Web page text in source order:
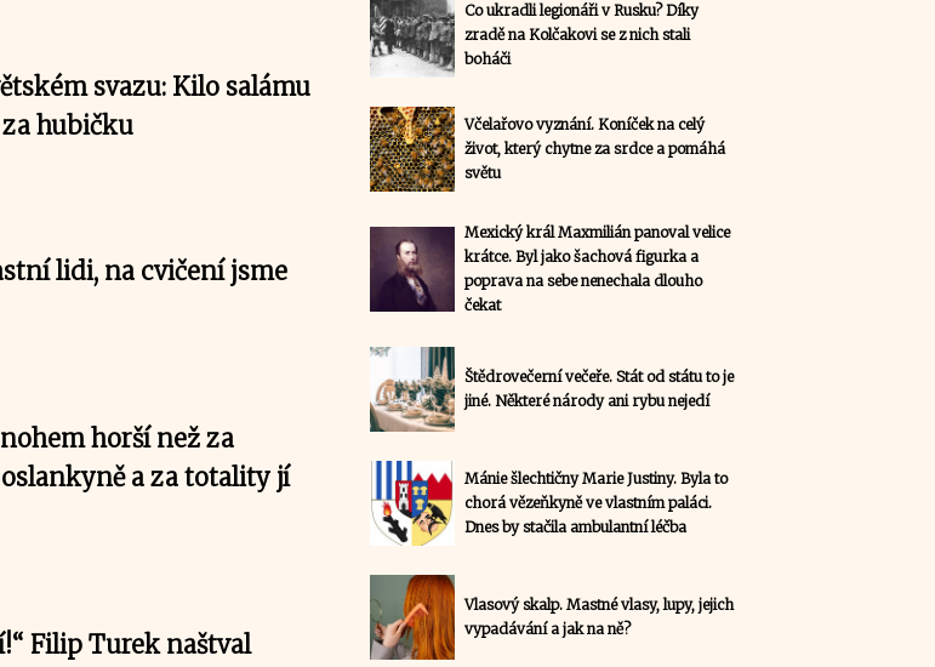
svazu: Kilo salámu
hubičku
lidi, na cvičení jsme
horší než za
a za totality jí
Filip Turek naštval
Co ukradli legionáři v Rusku? Díky
zradě na Kolčakovi se z nich stali
boháči
Včelařovo vyznání. Koníček na celý
život, který chytne za srdce a pomáhá
světu
Mexický král Maxmilián panoval velice
krátce. Byl jako šachová figurka a
poprava na sebe nenechala dlouho
čekat
Štědrovečerní večeře. Stát od státu to je
jiné. Některé národy ani rybu nejedí
Mánie šlechtičny Marie Justiny. Byla to
chorá vězeňkyně ve vlastním paláci.
Dnes by stačila ambulantní léčba
Vlasový skalp. Mastné vlasy, lupy, jejich
vypadávání a jak na ně?